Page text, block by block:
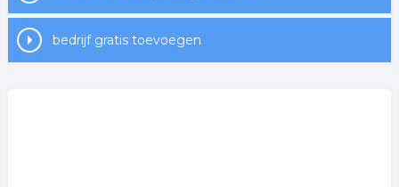
bedrijf gratis toevoegen